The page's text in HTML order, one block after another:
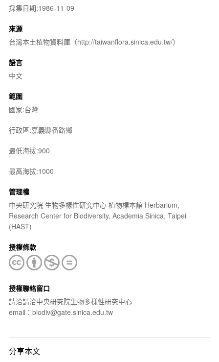
採集日期:1986-11-09
來源
台灣本土植物資料庫（http://taiwanflora.sinica.edu.tw/）
語言
中文
範圍
國家:台灣
行政區:嘉義縣番路鄉
最低海拔:900
最高海拔:1000
管理權
中央研究院 生物多樣性研究中心 植物標本館 Herbarium,
Research Center for Biodiversity, Academia Sinica, Taipei
(HAST)
授權條款
授權聯絡窗口
請洽請洽中央研究院生物多樣性研究中心
email：biodiv@gate.sinica.edu.tw
分享本文